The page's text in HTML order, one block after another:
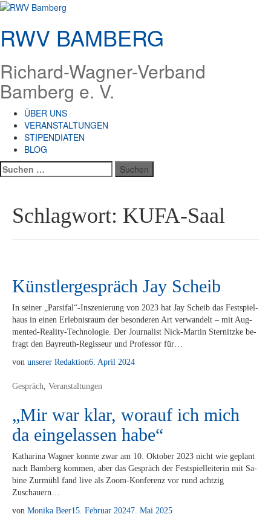
Zum
springen
RWV BAMBERG
Richard-Wagner-Verband
Bamberg e. V.
ÜBER UNS
VERANSTALTUNGEN
STIPENDIATEN
BLOG
Suchen
nach:
Schlagwort: KUFA-Saal
Künstlergespräch Jay Scheib
In sei­ner „Parsifal“-Inszenierung von 2023 hat Jay Scheib das Fest­spiel­
haus in ei­nen Er­leb­nis­raum der be­son­de­ren Art ver­wan­delt – mit Au­g­­
men­­ted-Re­a­­li­­ty-Tech­­no­­lo­­gie. Der Jour­na­list Nick-Mar­­tin Ster­nitz­ke be­
fragt den Bay­­reuth-Re­­gis­­seur und Pro­fes­sor für…
von unserer Redaktion6. April 2024
Gespräch, Veranstaltungen
„Mir war klar, worauf ich mich
da eingelassen habe“
Ka­tha­ri­na Wag­ner konn­te zwar am 10. Ok­to­ber 2023 nicht wie ge­plant
nach Bam­berg kom­men, aber das Ge­spräch der Fest­spiel­lei­te­rin mit Sa­
bi­ne Zur­mühl fand live als Zoom-Kon­­­fe­­renz vor rund acht­zig
Zuschauern…
von Monika Beer15. Februar 20247. Mai 2025